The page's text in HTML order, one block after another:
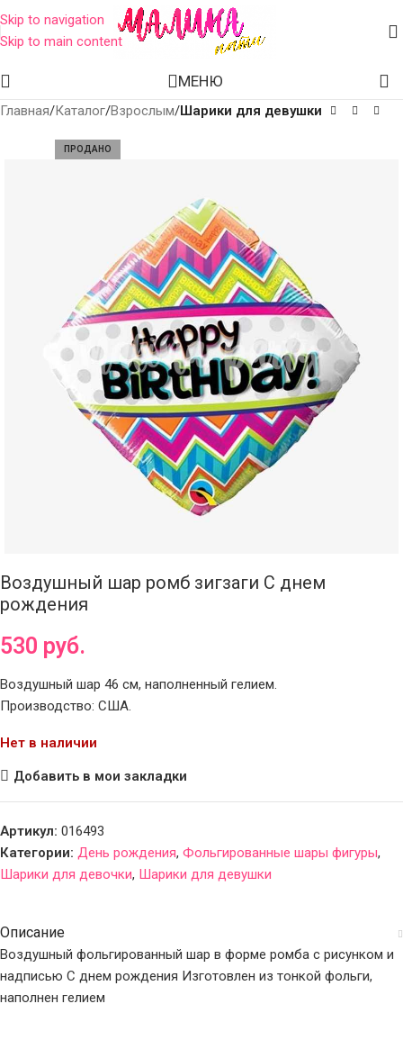
Skip to navigation
Skip to main content
МЕНЮ
Главная Каталог Взрослым Шарики для девушки
ПРОДАНО
Воздушный шар ромб зигзаги С днем
рождения
530 руб.
Воздушный шар 46 см, наполненный гелием.
Производство: США.
Нет в наличии
Добавить в мои закладки
Артикул: 016493
Категории: День рождения, Фольгированные шары фигуры,
Шарики для девочки, Шарики для девушки
Описание
Воздушный фольгированный шар в форме ромба с рисунком и
надписью С днем рождения Изготовлен из тонкой фольги,
наполнен гелием